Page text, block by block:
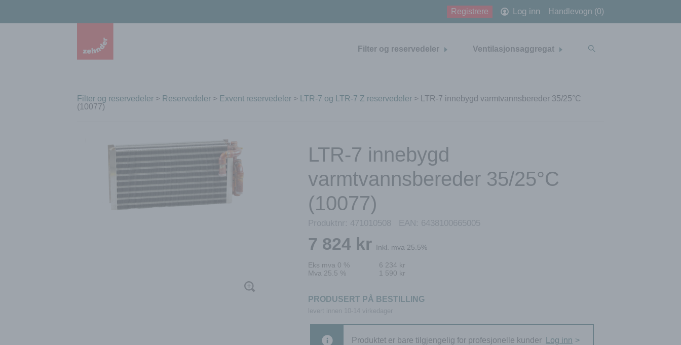
Filter og reservedeler Ventilasjonsaggregat
Registrere Log inn Handlevogn (0)
Filter og reservedeler > Reservedeler > Exvent reservedeler > LTR-7 og LTR-7 Z reservedeler > LTR-7 innebygd varmtvannsbereder 35/25°C
(10077)
LTR-7 innebygd
varmtvannsbereder 35/25°C
(10077)
Produktnr: 471010508 EAN: 6438100665005
7 824 kr Inkl. mva 25.5%
Eks mva 0 % 6 234 kr
Mva 25.5 %
1 590 kr
PRODUSERT PÅ BESTILLING
levert innen 10-14 virkedager
Produktet er bare tilgjengelig for profesjonelle kunder Log inn